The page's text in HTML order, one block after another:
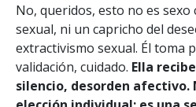
No, queridos, esto no es sexo
sexual, ni un capricho del
extractivismo sexual. Él toma
validación, cuidado. Ella
silencio, desorden afectivo.